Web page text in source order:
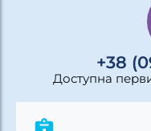
+38
Доступна